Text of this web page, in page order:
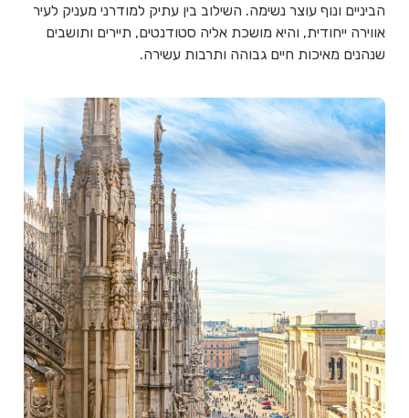
הביניים ונוף עוצר נשימה. השילוב בין עתיק למודרני מעניק לעיר
אווירה ייחודית, והיא מושכת אליה סטודנטים, תיירים ותושבים
שנהנים מאיכות חיים גבוהה ותרבות עשירה.